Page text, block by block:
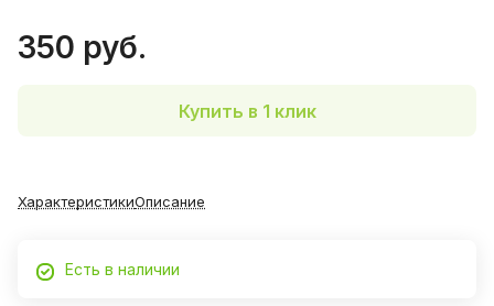
350 руб.
Купить в 1 клик
ХарактеристикиОписание
Есть в наличии